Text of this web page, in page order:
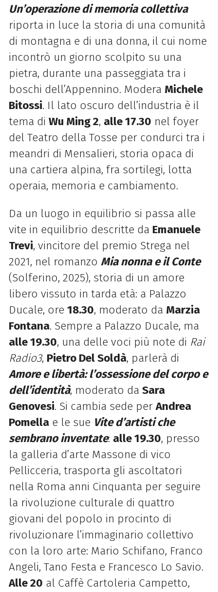
Un’operazione di memoria collettiva
riporta in luce la storia di una comunità
di montagna e di una donna, il cui nome
incontrò un giorno scolpito su una
pietra, durante una passeggiata tra i
boschi dell’Appennino. Modera Michele
Bitossi. Il lato oscuro dell’industria è il
tema di Wu Ming 2, alle 17.30 nel foyer
del Teatro della Tosse per condurci tra i
meandri di Mensalieri, storia opaca di
una cartiera alpina, fra sortilegi, lotta
operaia, memoria e cambiamento.
Da un luogo in equilibrio si passa alle
vite in equilibrio descritte da Emanuele
Trevi, vincitore del premio Strega nel
2021, nel romanzo Mia nonna e il Conte
(Solferino, 2025), storia di un amore
libero vissuto in tarda età: a Palazzo
Ducale, ore 18.30, moderato da Marzia
Fontana. Sempre a Palazzo Ducale, ma
alle 19.30, una delle voci più note di Rai
Radio3, Pietro Del Soldà, parlerà di
Amore e libertà: l’ossessione del corpo e
dell’identità, moderato da Sara
Genovesi. Si cambia sede perAndrea
Pomellae le sue Vite d’artisti che
sembrano inventate: alle 19.30, presso
la galleria d’arte Massone di vico
Pellicceria, trasporta gli ascoltatori
nella Roma anni Cinquanta per seguire
la rivoluzione culturale di quattro
giovani del popolo in procinto di
rivoluzionare l’immaginario collettivo
con la loro arte: Mario Schifano, Franco
Angeli, Tano Festa e Francesco Lo Savio.
Alle 20 al Caffè Cartoleria Campetto,